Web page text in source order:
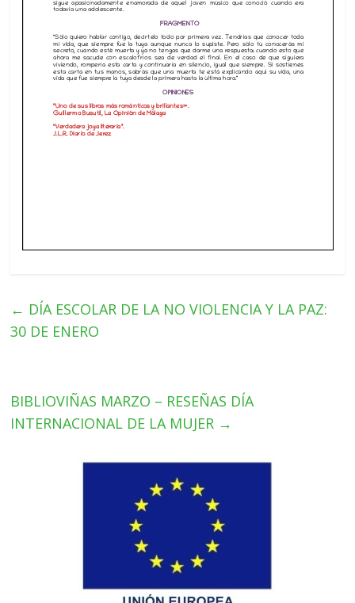
← DÍA ESCOLAR DE LA NO VIOLENCIA Y LA PAZ:
30 DE ENERO
BIBLIOVIÑAS MARZO – RESEÑAS DÍA
INTERNACIONAL DE LA MUJER →